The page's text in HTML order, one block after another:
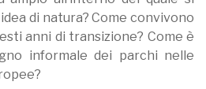
di natura? Come convivono
anni di transizione? Come è
informale dei parchi nelle